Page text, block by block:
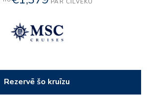
Rezervē šo kruīzu